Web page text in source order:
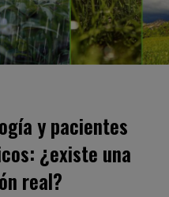
y pacientes
¿existe una
real?